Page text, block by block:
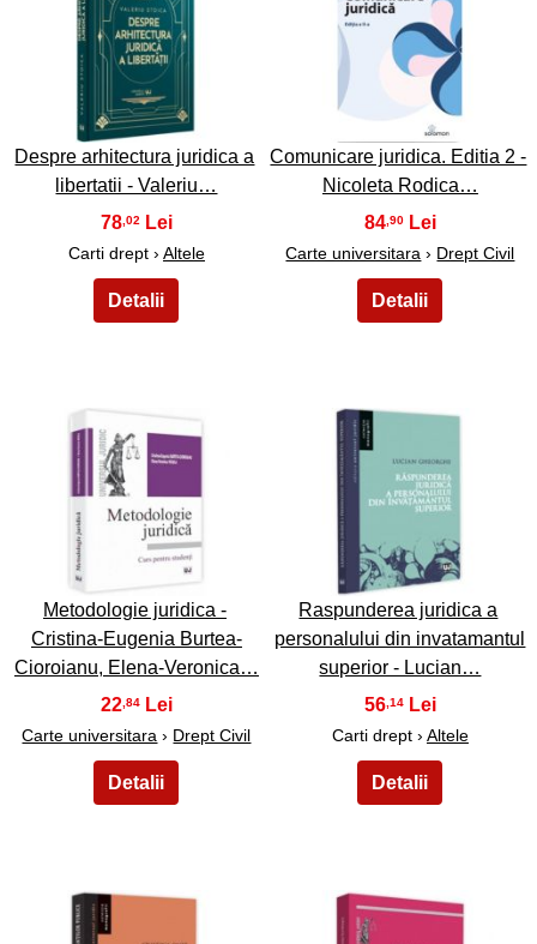
9
Despre arhitectura juridica a
libertatii - Valeriu…
78 ,02
Carti drept › Altele
10
Comunicare juridica. Editia 2 -
Nicoleta Rodica…
84 ,90
Carte universitara › Drept Civil
11
Metodologie juridica -
Cristina-Eugenia Burtea-
Cioroianu, Elena-Veronica…
22 ,84
Carte universitara › Drept Civil
Raspunderea juridica a
personalului din invatamantul
superior - Lucian…
56,14
Carti drept › Altele